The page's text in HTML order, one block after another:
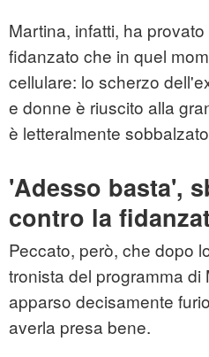
Martina, infatti, ha
fidanzato che in quel
cellulare: lo scherzo
e donne è riuscito alla
è letteralmente
'Adesso basta',
contro la
Peccato, però, che dopo
tronista del programma di
apparso decisamente
averla presa bene.